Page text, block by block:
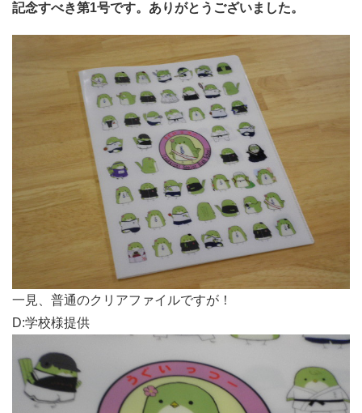
記念すべき第1号です。ありがとうございました。
一見、普通のクリアファイルですが！
D:学校様提供